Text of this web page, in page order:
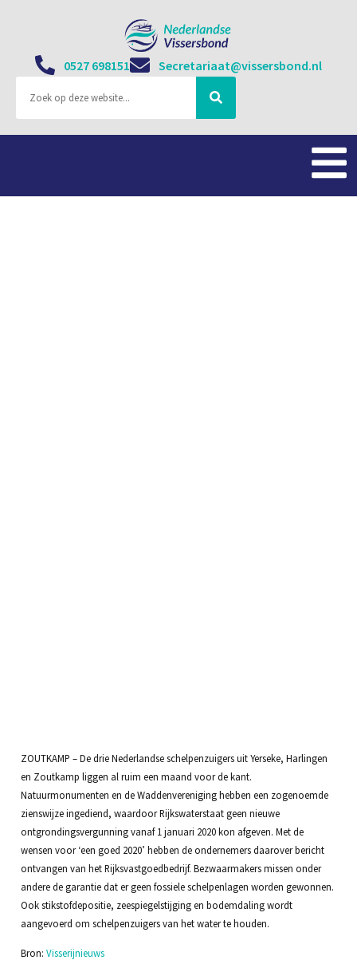
0527 698151 Secretariaat@vissersbond.nl
ZOUTKAMP – De drie Nederlandse schelpenzuigers uit Yerseke, Harlingen
en Zoutkamp liggen al ruim een maand voor de kant.
Natuurmonumenten en de Waddenvereniging hebben een zogenoemde
zienswijze ingediend, waardoor Rijkswaterstaat geen nieuwe
ontgrondingsvergunning vanaf 1 januari 2020 kon afgeven. Met de
wensen voor ‘een goed 2020’ hebben de ondernemers daarover bericht
ontvangen van het Rijksvastgoedbedrijf. Bezwaarmakers missen onder
andere de garantie dat er geen fossiele schelpenlagen worden gewonnen.
Ook stikstofdepositie, zeespiegelstijging en bodemdaling wordt
aangevoerd om schelpenzuigers van het water te houden.
Bron: Visserijnieuws